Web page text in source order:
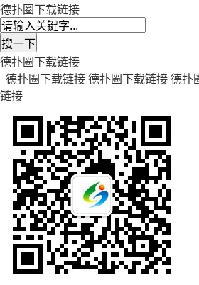
德扑圈下载链接
德扑圈下载链接
德扑圈下载链接 德扑圈下载链接 德扑
链接